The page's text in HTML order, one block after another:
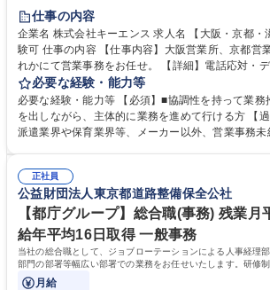
土日祝休み
仕事の内容
企業名 株式会社キーエンス 求人名 【大阪・京都・滋賀】営業事務 ※未経
験可 仕事の内容 【仕事内容】大阪営業所、京都営業所、滋賀営業所いず
れかにて営業事務をお任せ。 【詳細】電話応対・
の作成・カタログ送付・来客対応・営業所内で発生
善をお任せ。 【教育制度】ご入社後、育成担当とペアになりながらOJTに
て業務を覚えていただくことが可能です。業務シ
れているため、スムーズに仕事に慣れることがで
常に改善を目指す風土のため、安心して業務に取
募集職種 【大阪・京都・滋賀】営業事務 ※未経験可
必要な経験・能力等
必要な経験・能力等 【必須】■協調性を持って業務
を出しながら、主体的に業務を進めて行ける方 【
派遣業界や保育業界等、メーカー以外、営業事務
により、キーエンスの付加価値向上に貢献します
えて、お客様や社員の状況に合わせ、能動的なサポ
待され。組織を支えるスペシャリストとして、チー
社員から頼られる存在になることができます。平
務の持ち帰りも禁止されており、メリハリのある働き
歴・資格 学歴：大学院 大学 高専 短大 語学力： 資格
正社員
公益財団法人東京都道路整備保全公社
【都庁グループ】総合職(事務) 残業月
給年平均16日取得 一般事務
当社の総合職として、ジョブローテーションによる人事経理
部門の部署等幅広い部署での業務をお任せいたします。研修
ております！ ※下記業務詳細
月給